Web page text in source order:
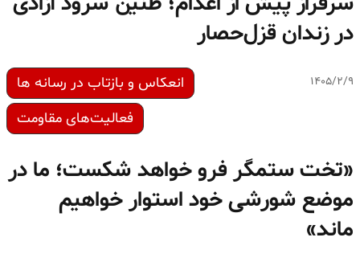
در زندان قزل‌حصار
۱۴۰۵/۲/۹
انعکاس و بازتاب در رسانه ها
فعالیت‌های مقاومت
«تخت ستمگر فرو خواهد شکست؛ ما در
موضع شورشی خود استوار خواهیم
ماند»